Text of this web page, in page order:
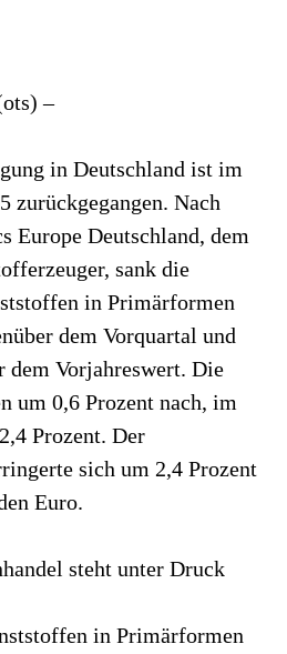
–
in Deutschland ist im
zurückgegangen. Nach
Europe Deutschland, dem
sank die
in Primärformen
dem Vorquartal und
dem Vorjahreswert. Die
um 0,6 Prozent nach, im
Prozent. Der
sich um 2,4 Prozent
Euro.
steht unter Druck
in Primärformen